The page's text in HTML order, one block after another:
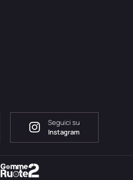
Seguici su
Instagram